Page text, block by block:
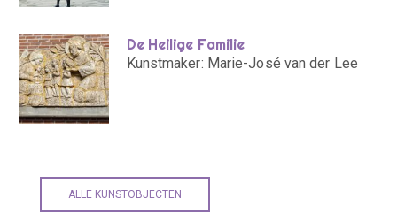
De Heilige Familie
Kunstmaker: Marie-José van der Lee
ALLE KUNSTOBJECTEN